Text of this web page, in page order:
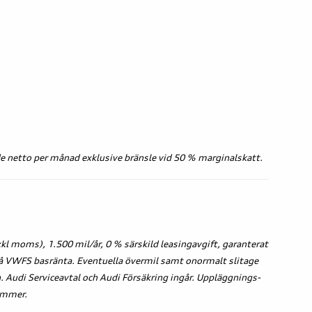
netto per månad exklusive bränsle vid 50 % marginalskatt.
moms), 1.500 mil/år, 0 % särskild leasingavgift, garanterat
VWFS basränta. Eventuella övermil samt onormalt slitage
Serviceavtal och Audi Försäkring ingår. Uppläggnings-